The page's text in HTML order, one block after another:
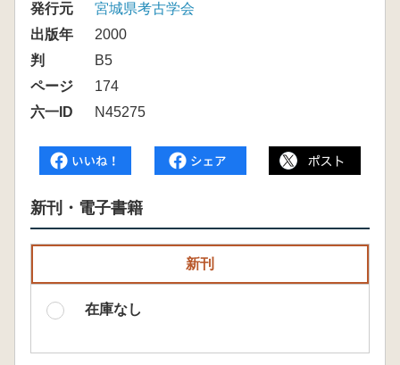
発行元
宮城県考古学会
出版年
2000
判
B5
ページ
174
六一ID
N45275
新刊・電子書籍
新刊
在庫なし